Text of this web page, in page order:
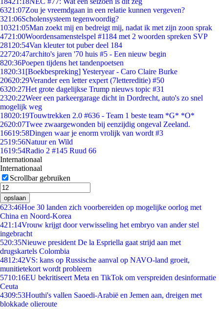
6321:07Zou je vreemdgaan in een relatie kunnen vergeven?
321:06Scholensysteem tegenwoordig?
10321:05Man zoekt mij en bedreigt mij, nadat ik met zijn zoon sprak
4721:00Woordensamenstelspel #1184 met 2 woorden spreken SVP
281 20:54Van kleuter tot puber deel 184
22720:47archito's jaren '70 huis #5 - Een nieuw begin
820:36Poepen tijdens het tandenpoetsen
1820:31 [Boekbespreking] Yesteryear - Caro Claire Burke
20620:29Verander een letter expert (7lettereditie) #50
6320:27Het grote dagelijkse Trump nieuws topic #31
2320:22Weer een parkeergarage dicht in Dordrecht, auto's zo snel
mogelijk weg
18020:19Touwtrekken 2.0 #636 - Team 1 beste team *G* *O*
2620:07Twee zwaargewonden bij eenzijdig ongeval Zeeland.
16619:58Dingen waar je enorm vrolijk van wordt #3
2519:56Natuur en Wild
1619:54Radio 2 #145 Ruud 66
Internationaal
Internationaal
Scrollbar gebruiken
opslaan
623:46Hoe 30 landen zich voorbereiden op mogelijke oorlog met
China en Noord-Korea
421:14Vrouw krijgt door verwisseling het embryo van ander stel
ingebracht
520:35Nieuwe president De la Espriella gaat strijd aan met
drugskartels Colombia
4812:42VS: kans op Russische aanval op NAVO-land groeit,
munitietekort wordt probleem
5710:16EU bekritiseert Meta en TikTok om verspreiden desinformatie
Ceuta
4309:53Houthi's vallen Saoedi-Arabië en Jemen aan, dreigen met
blokkade olieroute